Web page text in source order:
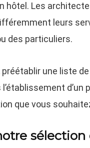
hôtel. Les
leurs
des particuliers.
préétablir une liste
que vous